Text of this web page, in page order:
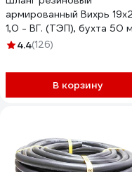
армированный Вихрь
1,0 - ВГ. (ТЭП), бухта 50 м
(чёрный) 73/7/2/3
4.4(126)
В корзину